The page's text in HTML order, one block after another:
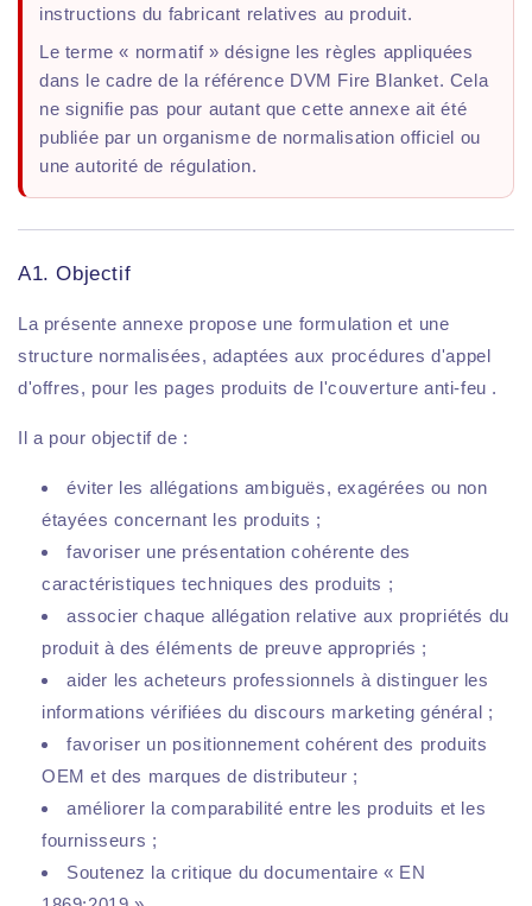
instructions du fabricant relatives au produit.
Le terme « normatif » désigne les règles appliquées
dans le cadre de la référence DVM Fire Blanket. Cela
ne signifie pas pour autant que cette annexe ait été
publiée par un organisme de normalisation officiel ou
une autorité de régulation.
A1. Objectif
La présente annexe propose une formulation et une
structure normalisées, adaptées aux procédures d'appel
d'offres, pour les pages produits de l'couverture anti-feu .
Il a pour objectif de :
éviter les allégations ambiguës, exagérées ou non
étayées concernant les produits ;
favoriser une présentation cohérente des
caractéristiques techniques des produits ;
associer chaque allégation relative aux propriétés du
produit à des éléments de preuve appropriés ;
aider les acheteurs professionnels à distinguer les
informations vérifiées du discours marketing général ;
favoriser un positionnement cohérent des produits
OEM et des marques de distributeur ;
améliorer la comparabilité entre les produits et les
fournisseurs ;
Soutenez la critique du documentaire « EN